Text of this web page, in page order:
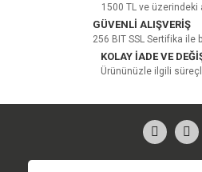
1500 TL ve üzerindeki
GÜVENLİ ALIŞVERİŞ
256 BIT SSL Sertifika ile
KOLAY İADE VE
Ürününüzle ilgili